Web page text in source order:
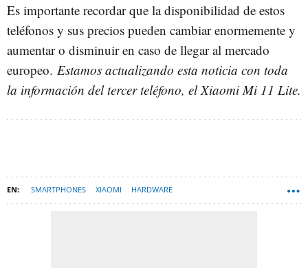
Es importante recordar que la disponibilidad de estos
teléfonos y sus precios pueden cambiar enormemente y
aumentar o disminuir en caso de llegar al mercado
europeo. Estamos actualizando esta noticia con toda
la información del tercer teléfono, el Xiaomi Mi 11 Lite.
SMARTPHONES XIAOMI HARDWARE